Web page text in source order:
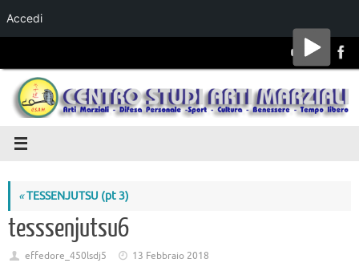
Accedi
Salta al
«TESSENJUTSU (pt 3)
tesssenjutsu6
effedore_450lsdj5
13 Febbraio 2018